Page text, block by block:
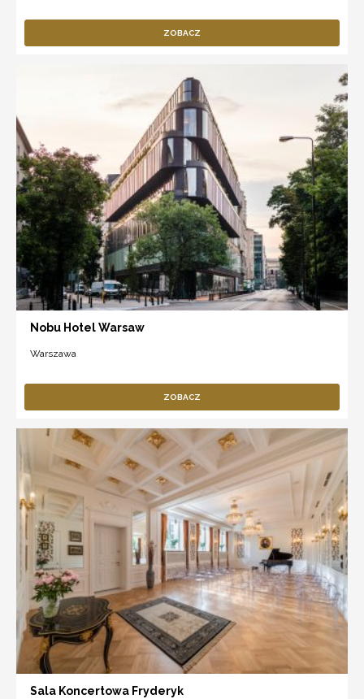
ZOBACZ
Nobu Hotel Warsaw
Warszawa
ZOBACZ
Sala Koncertowa Fryderyk